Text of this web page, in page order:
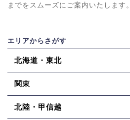
までをスムーズにご案内いたします。
エリアからさがす
北海道・東北
関東
北陸・甲信越